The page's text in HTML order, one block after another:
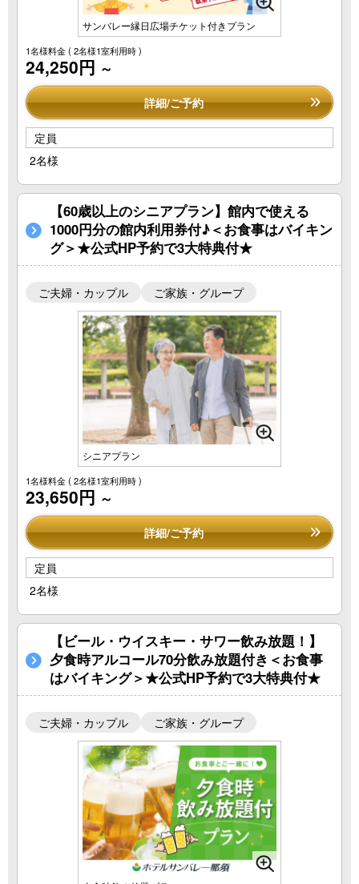
サンバレー縁日広場チケット付きプラン
1名様料金( 2名様1室利用時 )
24,250円 ～
詳細/ご予約
定員
2名様
【60歳以上のシニアプラン】館内で使える
1000円分の館内利用券付♪＜お食事はバイキン
グ＞★公式HP予約で3大特典付★
ご夫婦・カップル ご家族・グループ
シニアプラン
1名様料金( 2名様1室利用時 )
23,650円 ～
詳細/ご予約
定員
2名様
【ビール・ウイスキー・サワー飲み放題！】
夕食時アルコール70分飲み放題付き＜お食事
はバイキング＞★公式HP予約で3大特典付★
ご夫婦・カップル ご家族・グループ